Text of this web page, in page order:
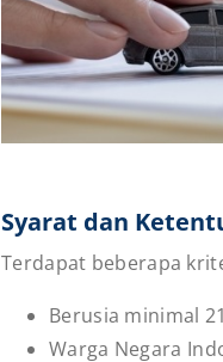
Syarat dan
Terdapat beberapa
Berusia minimal
Warga Negara